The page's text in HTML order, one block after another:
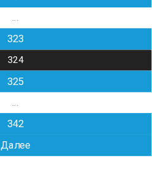
…
323
324
325
342
Далее